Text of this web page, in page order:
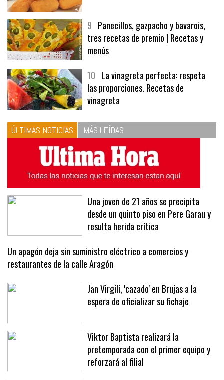
9 Panecillos, gazpacho y bavarois,
tres recetas de premio | Recetas y
menús
10 La vinagreta perfecta: respeta
las proporciones. Recetas de
vinagreta
ÚLTIMAS NOTICIAS MÁS LEÍDAS
Una joven de 21 años se precipita
desde un quinto piso en Pere Garau y
resulta herida crítica
Un apagón deja sin suministro eléctrico a comercios y
restaurantes de la calle Aragón
Jan Virgili, 'cazado' en Brujas a la
espera de oficializar su fichaje
Viktor Baptista realizará la
pretemporada con el primer equipo y
reforzará al filial